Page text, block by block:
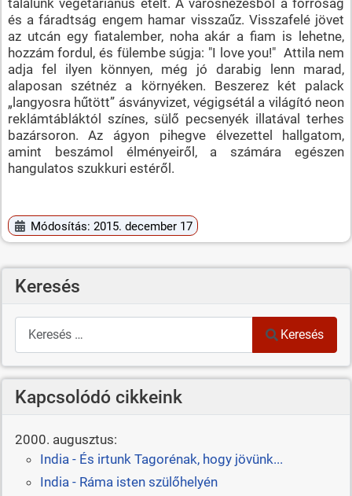
és a fáradtság engem hamar visszaűz. Visszafelé jövet
az utcán egy fiatalember, noha akár a fiam is lehetne,
hozzám fordul, és fülembe súgja: "I love you!" Attila nem
adja fel ilyen könnyen, még jó darabig lenn marad,
alaposan szétnéz a környéken. Beszerez két palack
„langyosra hűtött” ásványvizet, végigsétál a világító neon
reklámtábláktól színes, sülő pecsenyék illatával terhes
bazársoron. Az ágyon pihegve élvezettel hallgatom,
amint beszámol élményeiről, a számára egészen
hangulatos szukkuri estéről.
Módosítás: 2015. december 17
Keresés
Keresés
Keresés
Kapcsolódó cikkeink
2000. augusztus:
India - És irtunk Tagorénak, hogy jövünk...
India - Ráma isten szülőhelyén